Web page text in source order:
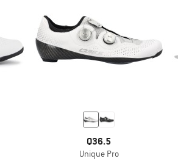
Q36.5
Unique Pro